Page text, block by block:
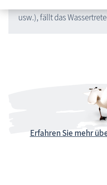
usw.), fällt das
Erfahren Sie mehr